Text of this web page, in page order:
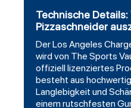
Technische
Pizzaschneider
Der Los Angeles
wird von The Sports
offiziell lizenziertes
besteht aus
Langlebigkeit und
einem rutschfesten